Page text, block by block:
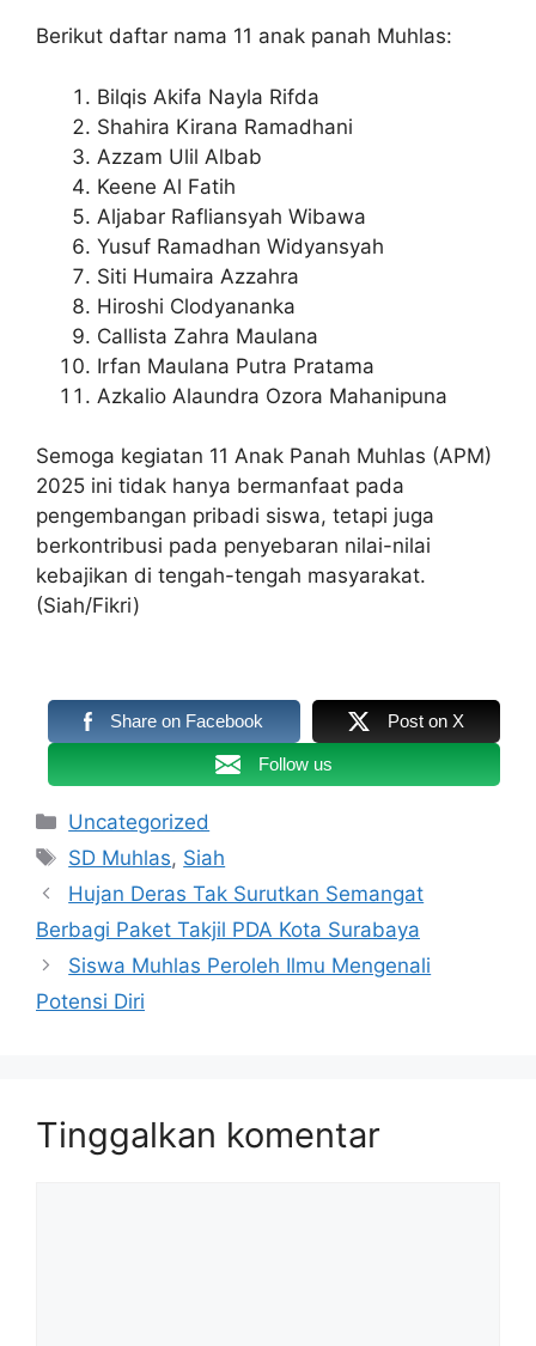
Berikut daftar nama 11 anak panah Muhlas:
Bilqis Akifa Nayla Rifda
Shahira Kirana Ramadhani
Azzam Ulil Albab
Keene Al Fatih
Aljabar Rafliansyah Wibawa
Yusuf Ramadhan Widyansyah
Siti Humaira Azzahra
Hiroshi Clodyananka
Callista Zahra Maulana
Irfan Maulana Putra Pratama
Azkalio Alaundra Ozora Mahanipuna
Semoga kegiatan 11 Anak Panah Muhlas (APM)
2025 ini tidak hanya bermanfaat pada
pengembangan pribadi siswa, tetapi juga
berkontribusi pada penyebaran nilai-nilai
kebajikan di tengah-tengah masyarakat.
(Siah/Fikri)
Share on Facebook Post on X
Follow us
Kategori
Uncategorized
Tag
SD Muhlas, Siah
Hujan Deras Tak Surutkan Semangat
Berbagi Paket Takjil PDA Kota Surabaya
Siswa Muhlas Peroleh Ilmu Mengenali
Potensi Diri
Tinggalkan komentar